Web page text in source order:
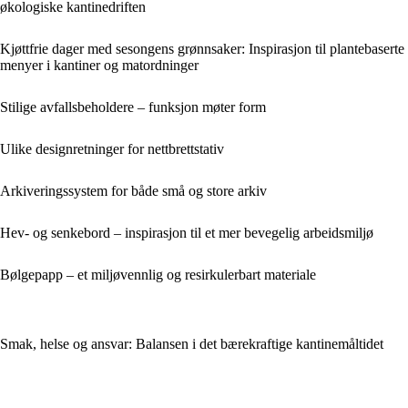
økologiske kantinedriften
Kjøttfrie dager med sesongens grønnsaker: Inspirasjon til plantebaserte
menyer i kantiner og matordninger
Stilige avfallsbeholdere – funksjon møter form
Ulike designretninger for nettbrettstativ
Arkiveringssystem for både små og store arkiv
Hev- og senkebord – inspirasjon til et mer bevegelig arbeidsmiljø
Bølgepapp – et miljøvennlig og resirkulerbart materiale
Smak, helse og ansvar: Balansen i det bærekraftige kantinemåltidet